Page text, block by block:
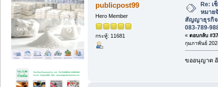
publicpost99
Hero Member
กระทู้: 11681
Re: เ
หมาย
สัญญาธุรกิจ
083-789-
« ตอบกลับ
กุมภาพันธ์
ขออนุญาต